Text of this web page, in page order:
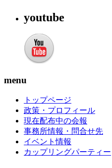
youtube
menu
トップページ
政策・プロフィール
現在配布中の会報
事務所情報・問合せ先
イベント情報
カップリングパーティー